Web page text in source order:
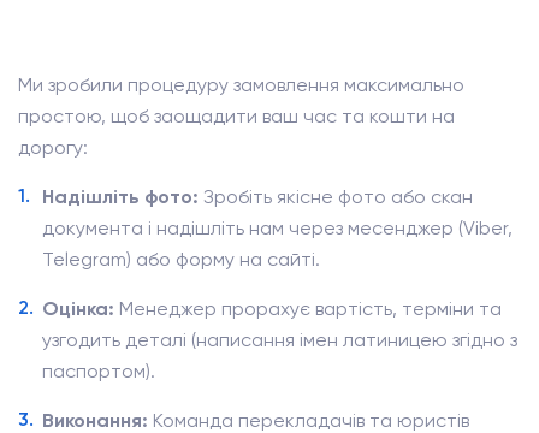
Ми зробили процедуру замовлення максимально
простою, щоб заощадити ваш час та кошти на
дорогу:
Надішліть фото: Зробіть якісне фото або скан
документа і надішліть нам через месенджер (Viber,
Telegram) або форму на сайті.
Оцінка: Менеджер прорахує вартість, терміни та
узгодить деталі (написання імен латиницею згідно з
паспортом).
Виконання: Команда перекладачів та юристів